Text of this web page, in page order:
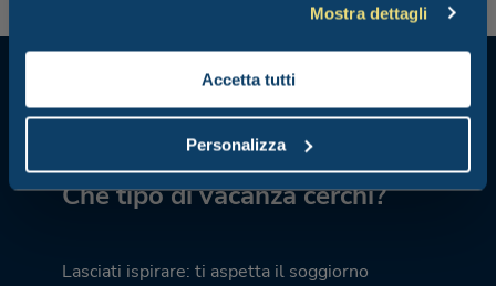
Mostra dettagli
Accetta tutti
Personalizza
Che tipo di vacanza cerchi?
Lasciati ispirare: ti aspetta il soggiorno